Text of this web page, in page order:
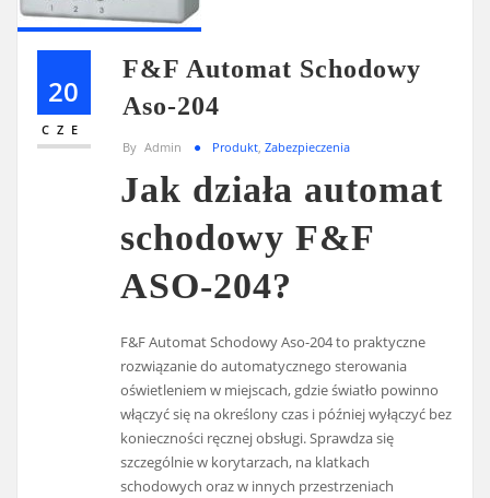
20
CZE
F&F Automat Schodowy
Aso-204
By Admin Produkt Zabezpieczenia
Jak działa automat
schodowy F&F
ASO-204?
F&F Automat Schodowy Aso-204 to praktyczne
rozwiązanie do automatycznego sterowania
oświetleniem w miejscach, gdzie światło powinno
włączyć się na określony czas i później wyłączyć bez
konieczności ręcznej obsługi. Sprawdza się
szczególnie w korytarzach, na klatkach
schodowych oraz w innych przestrzeniach